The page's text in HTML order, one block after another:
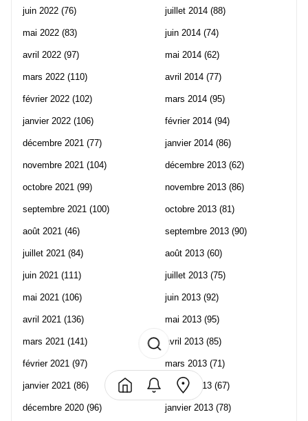
juin 2022 (76)
mai 2022 (83)
avril 2022 (97)
mars 2022 (110)
février 2022 (102)
janvier 2022 (106)
décembre 2021 (77)
novembre 2021 (104)
octobre 2021 (99)
septembre 2021 (100)
août 2021 (46)
juillet 2021 (84)
juin 2021 (111)
mai 2021 (106)
avril 2021 (136)
mars 2021 (141)
février 2021 (97)
janvier 2021 (86)
décembre 2020 (96)
juillet 2014 (88)
juin 2014 (74)
mai 2014 (62)
avril 2014 (77)
mars 2014 (95)
février 2014 (94)
janvier 2014 (86)
décembre 2013 (62)
novembre 2013 (86)
octobre 2013 (81)
septembre 2013 (90)
août 2013 (60)
juillet 2013 (75)
juin 2013 (92)
mai 2013 (95)
avril 2013 (85)
mars 2013 (71)
février 2013 (67)
janvier 2013 (78)